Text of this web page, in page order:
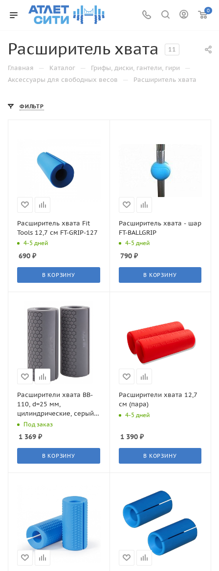
0
Расширитель хвата 11
Главная — Каталог — Грифы, диски, гантели, гири —
Аксессуары для свободных весов — Расширитель хвата
ФИЛЬТР
Расширитель хвата Fit
Tools 12,7 см FT-GRIP-127
4-5 дней
690 ₽
В КОРЗИНУ
Расширитель хвата - шар
FT-BALLGRIP
4-5 дней
790₽
В КОРЗИНУ
Расширители хвата BB-
110, d=25 мм,
цилиндрические, серый,
2 штПод заказ
1 369 ₽
В КОРЗИНУ
Расширители хвата 12,7
см (пара)
4-5 дней
1 390₽
В КОРЗИНУ